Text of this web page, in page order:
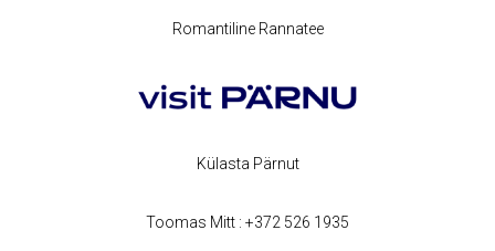
Romantiline Rannatee
Külasta Pärnut
Toomas Mitt : +372 526 1935